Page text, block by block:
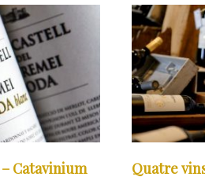
Catavinium
Quatre
Quatre
vins
de
la
DO
Costers
del
Segre
es
promocionen